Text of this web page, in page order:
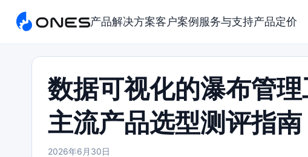
产品解决方案客户案例 服务与支持产品定价
数据可视化的瀑布管
主流产品选型测评指南
2026年6月30日